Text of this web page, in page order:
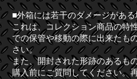
■外箱には若干のダメージがあ
これは、コレクション商品の特
での保管や移動の際に出来たも
さい。
また、開封された形跡のあるも
購入前にご質問してください。